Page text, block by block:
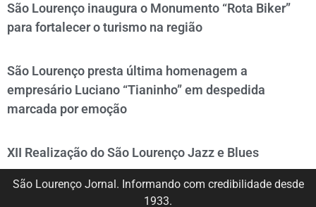
São Lourenço inaugura o Monumento “Rota Biker”
para fortalecer o turismo na região
São Lourenço presta última homenagem a
empresário Luciano “Tianinho” em despedida
marcada por emoção
XII Realização do São Lourenço Jazz e Blues
São Lourenço Jornal. Informando com credibilidade desde
1933.